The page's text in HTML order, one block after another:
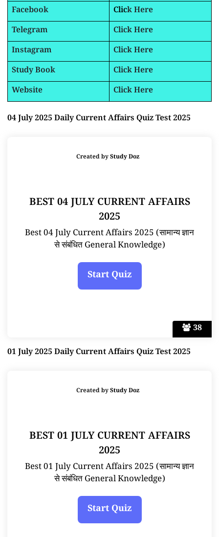
Facebook
Click Here
Telegram
Click Here
Instagram
Click Here
Study Book
Click Here
Website
Click Here
04 July 2025 Daily Current Affairs Quiz Test 2025
38
Created byStudy Doz
BEST 04 JULY CURRENT AFFAIRS
2025
Best 04 July Current Affairs 2025 (सामान्य ज्ञान
से संबंधित General Knowledge)
01 July 2025 Daily Current Affairs Quiz Test 2025
Created byStudy Doz
BEST 01 JULY CURRENT AFFAIRS
2025
Best 01 July Current Affairs 2025 (सामान्य ज्ञान
से संबंधित General Knowledge)